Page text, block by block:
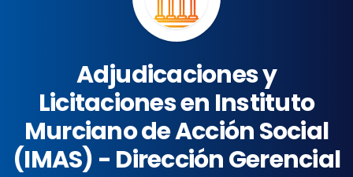
Adjudicaciones y
Licitaciones en Instituto
Murciano de Acción Social
(IMAS) - Dirección Gerencial